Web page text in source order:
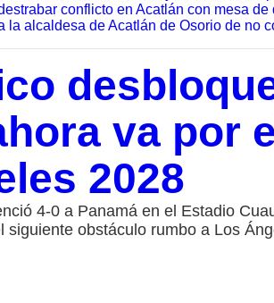
conflicto en Acatlán con mesa
la alcaldesa de Acatlán de Osorio de no
va por
2028
4-0 a Panamá en el Estadio
siguiente obstáculo rumbo a Los